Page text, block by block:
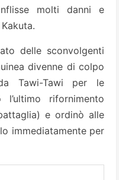
molti danni e
delle sconvolgenti
divenne di colpo
Tawi-Tawi per le
rifornimento
e ordinò alle
immediatamente per